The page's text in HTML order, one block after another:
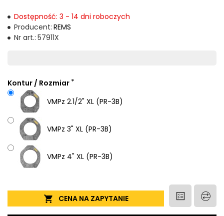
Dostępność: 3 - 14 dni roboczych
Producent: REMS
Nr art.: 57911X
Kontur / Rozmiar
VMPz 2.1/2" XL (PR-3B)
VMPz 3" XL (PR-3B)
VMPz 4" XL (PR-3B)
CENA NA ZAPYTANIE